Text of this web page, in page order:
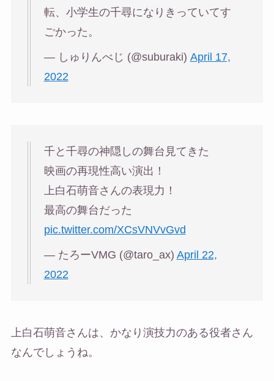
転、小学生の千尋になりきっていてす
ごかった。
— しゅりんべじ (@suburaki) April 17,
2022
千と千尋の神隠しの舞台見てきた
映画の再現性高い演出！
上白石萌音さんの表現力！
最高の舞台だった
pic.twitter.com/XCsVNVvGvd
— たろーVMG (@taro_ax) April 22,
2022
上白石萌音さんは、かなり演技力のある役者さん
なんでしょうね。